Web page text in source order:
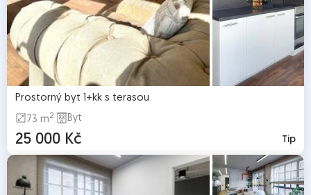
Prostorný byt 1+kk s terasou
73 m2 Byt
25 000 Kč Tip